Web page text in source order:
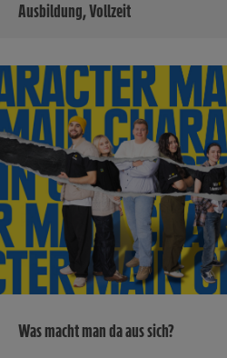
Ausbildung, Vollzeit
Was macht man da aus sich?